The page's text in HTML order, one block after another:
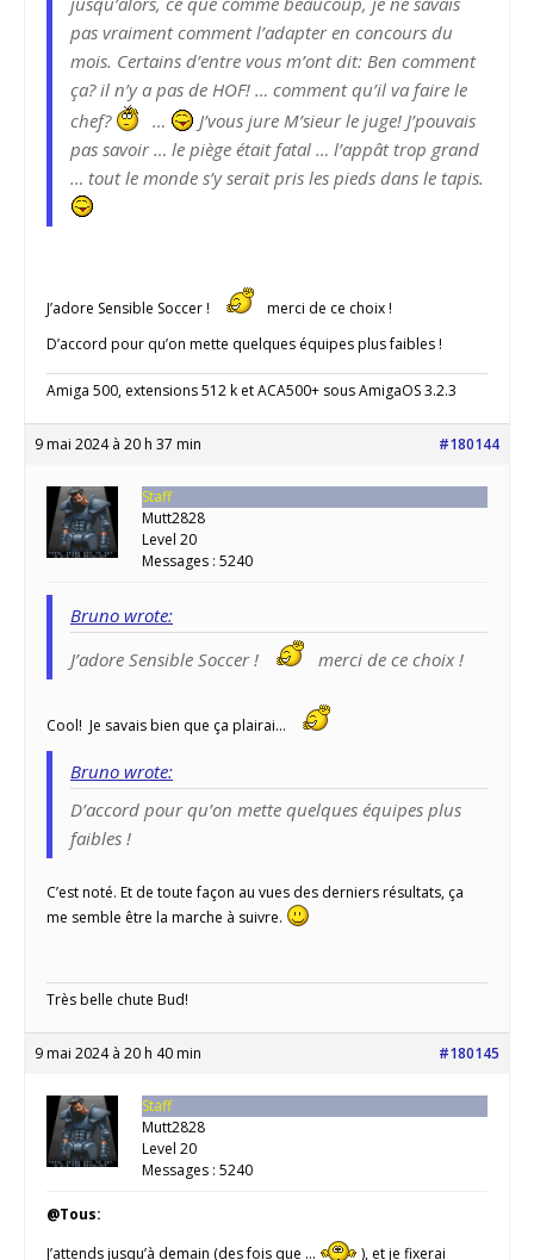
pas vraiment comment l’adapter en concours du
mois. Certains d’entre vous m’ont dit: Ben comment
ça? il n’y a pas de HOF! … comment qu’il va faire le
chef?
…
J’vous jure M’sieur le juge! J’pouvais
pas savoir … le piège était fatal … l’appât trop grand
… tout le monde s’y serait pris les pieds dans le tapis.
J’adore Sensible Soccer !
merci de ce choix !
D’accord pour qu’on mette quelques équipes plus faibles !
Amiga 500, extensions 512 k et ACA500+ sous AmigaOS 3.2.3
9 mai 2024 à 20 h 37 min #180144
Staff
Mutt2828
Level 20
Messages : 5240
Bruno wrote:
J’adore Sensible Soccer !
merci de ce choix !
Cool! Je savais bien que ça plairai…
Bruno wrote:
D’accord pour qu’on mette quelques équipes plus
faibles !
C’est noté. Et de toute façon au vues des derniers résultats, ça
me semble être la marche à suivre.
Très belle chute Bud!
9 mai 2024 à 20 h 40 min #180145
Staff
Mutt2828
Level 20
Messages : 5240
@Tous:
J’attends jusqu’à demain (des fois que …
), et je fixerai